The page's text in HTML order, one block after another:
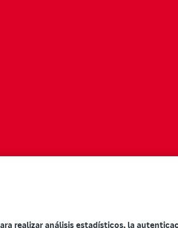
realizar análisis estadísticos, la